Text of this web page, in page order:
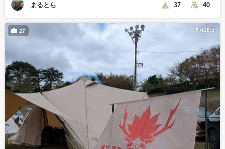
まるとら 37 40
5月28日
27